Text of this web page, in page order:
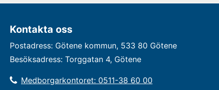
Kontakta oss
Postadress: Götene kommun, 533 80 Götene
Besöksadress: Torggatan 4, Götene
Medborgarkontoret: 0511-38 60 00